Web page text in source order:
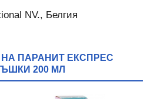
NV., Белгия
ПАРАНИТ ЕКСПРЕС
200 МЛ